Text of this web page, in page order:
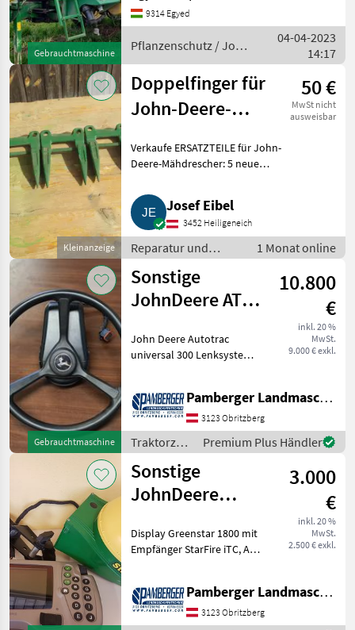
Gebrauchtmaschine
Monitorsteuerung, in
gutem Zustand zu
verkaufen Pflanzenschutz
9314 Egyed
Pflanzenschutz / John
Deere
04-04-2023
14:17
Kleinanzeige
Doppelfinger für
John-Deere-
50 €
MwSt nicht
ausweisbar
Verkaufe ERSATZTEILE für John-
Deere-Mähdrescher: 5 neue
Ersatzteil-Nummer Z11228.
Gesamtpreis € 50. Zusendung
möglich, zuzüglich Versand
Josef Eibel
3452 Heiligeneich
Reparatur und
Ersatzteile /
Sonstige Reparatur
und Ersatzteile
1 Monat online
Gebrauchtmaschine
Sonstige
JohnDeere ATU
6000
10.800
€
inkl. 20 %
MwSt.
9.000 € exkl.
John Deere Autotrac
universal 300 Lenksystem,
Signalgenauigkeit, John
Deere 4640 Monitor (26 cm
Bildschirmgrösse), A
Pamberger Landmaschinentechnik GmbH
3123 Obritzberg
Traktorzubehör
/ Sonstige
Premium Plus Händler
Sonstige
JohnDeere
mit StarFire iTC
3.000
€
inkl. 20 %
MwSt.
2.500 € exkl.
Display Greenstar 1800 mit
Empfänger StarFire iTC, A-
Spurführung/GPS
Pamberger Landmaschinentechnik GmbH
3123 Obritzberg